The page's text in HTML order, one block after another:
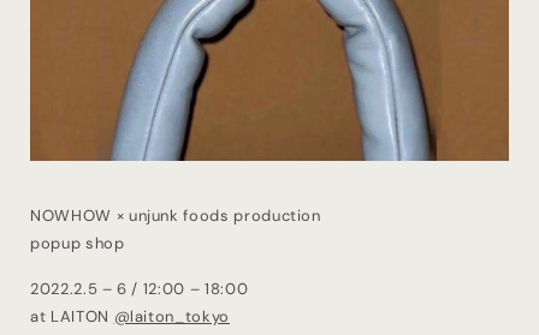
NOWHOW × unjunk foods production
popup shop
2022.2.5 – 6 / 12:00 – 18:00
at LAITON @laiton_tokyo